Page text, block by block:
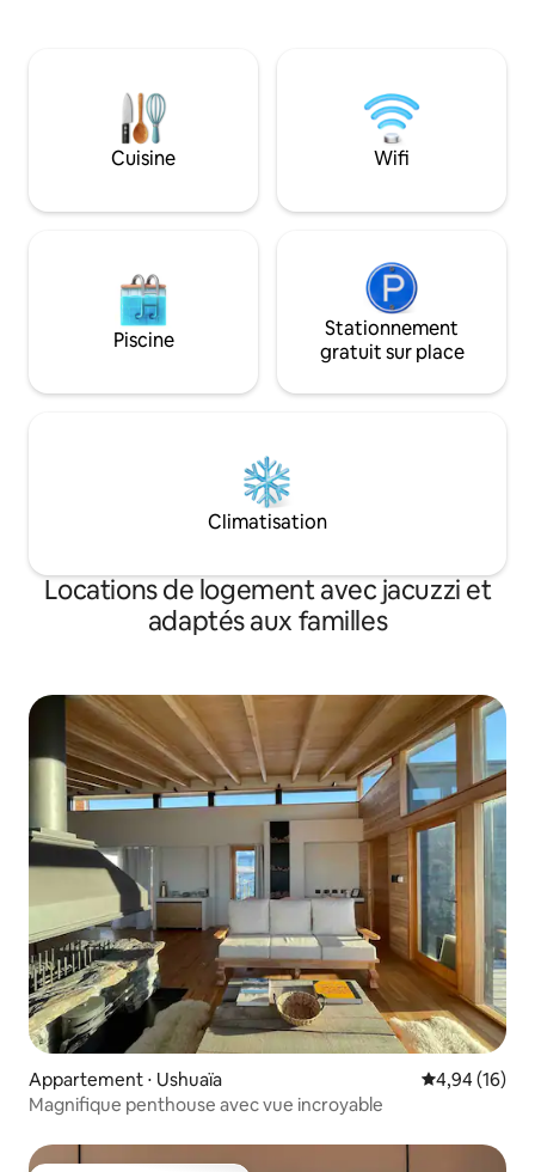
montagnes. Deux salles de bains.
Entièrement équipé pour 6 personnes.
(Jusqu'à 2 voyageurs supplémentaires)
Coffre-fort dans la chambre principale.
fauteuils, la
incroyable
au premier rang
toutes ses belles
Cuisine Wifi
Piscine
Stationnement
gratuit sur place
Climatisation
Locations de logement avec jacuzzi et
adaptés aux familles
Appartement ⋅ Ushuaïa Évaluation
4,94 (16)
Magnifique penthouse avec vue incroyable